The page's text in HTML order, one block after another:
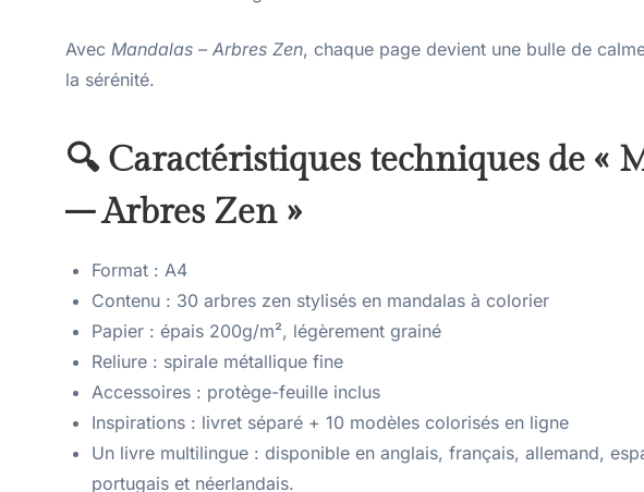
Avec Mandalas – Arbres Zen, chaque page devient une bulle de
la sérénité.
🔍 Caractéristiques techniques de «
– Arbres Zen »
Format : A4
Contenu : 30 arbres zen stylisés en mandalas à colorier
Papier : épais 200g/m², légèrement grainé
Reliure : spirale métallique fine
Accessoires : protège-feuille inclus
Inspirations : livret séparé + 10 modèles colorisés en ligne
Un livre multilingue : disponible en anglais, français, allemand,
portugais et néerlandais.